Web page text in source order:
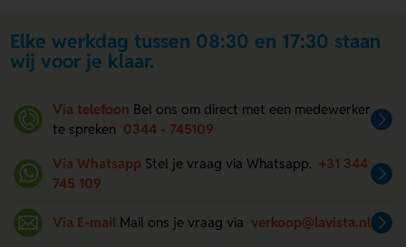
Elke werkdag tussen 08:30 en 17:30 staan
wij voor je klaar.
Via telefoon Bel ons om direct met een medewerker
te spreken 0344 - 745109
Via Whatsapp Stel je vraag via Whatsapp. +31 344
745 109
Via E-mail Mail ons je vraag via verkoop@lavista.nl